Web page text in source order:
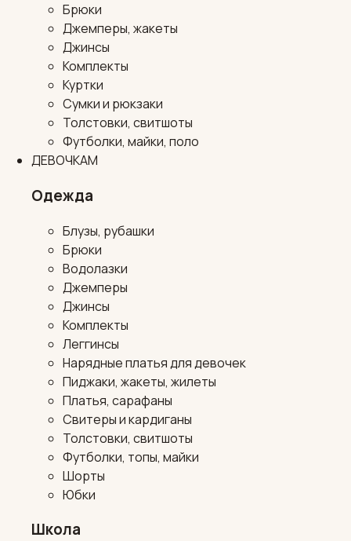
Брюки
Джемперы, жакеты
Джинсы
Комплекты
Куртки
Сумки и рюкзаки
Толстовки, свитшоты
Футболки, майки, поло
ДЕВОЧКАМ
Одежда
Блузы, рубашки
Брюки
Водолазки
Джемперы
Джинсы
Комплекты
Леггинсы
Нарядные платья для девочек
Пиджаки, жакеты, жилеты
Платья, сарафаны
Свитеры и кардиганы
Толстовки, свитшоты
Футболки, топы, майки
Шорты
Юбки
Школа